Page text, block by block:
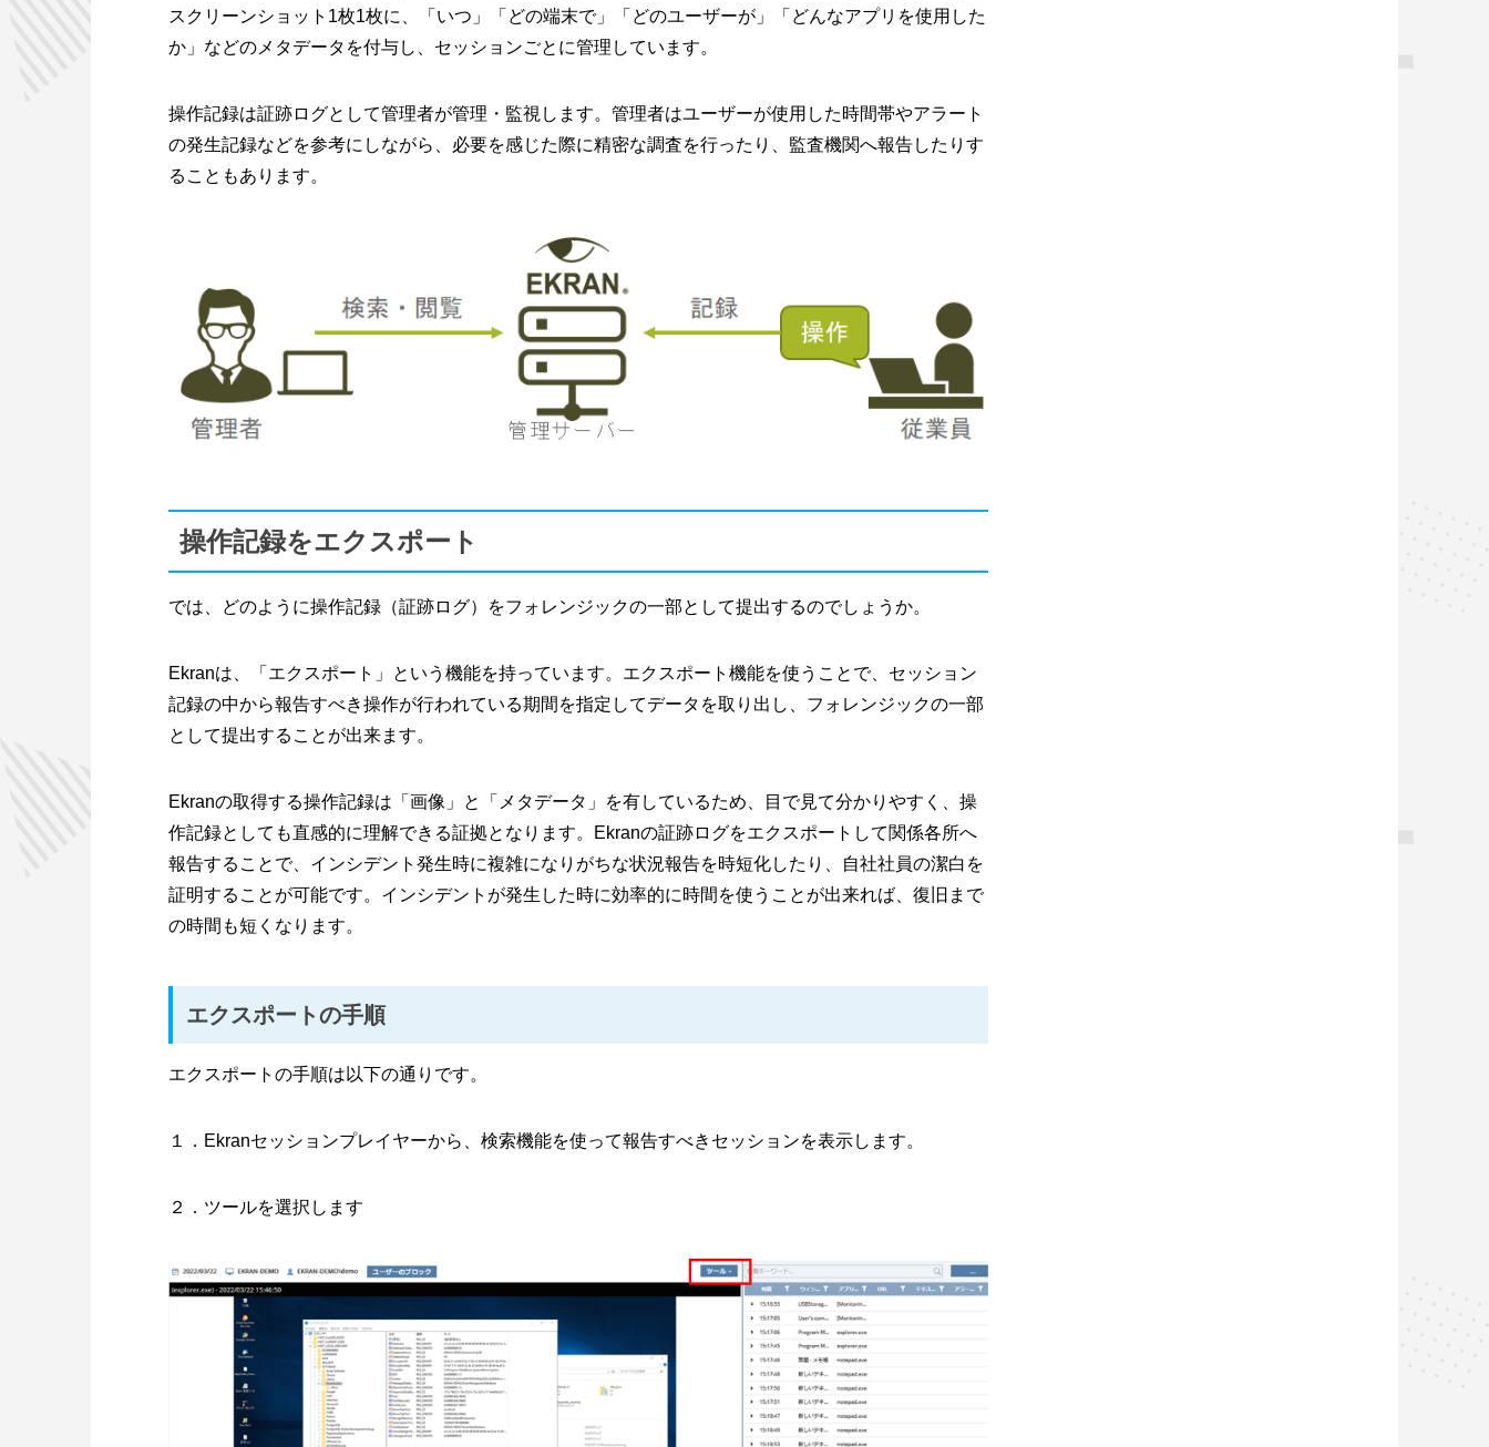
スクリーンショット1枚1枚に、「いつ」「どの端末で」「どのユーザーが」「どんなアプリを使用した
か」などのメタデータを付与し、セッションごとに管理しています。
操作記録は証跡ログとして管理者が管理・監視します。管理者はユーザーが使用した時間帯やアラート
の発生記録などを参考にしながら、必要を感じた際に精密な調査を行ったり、監査機関へ報告したりす
ることもあります。
操作記録をエクスポート
では、どのように操作記録（証跡ログ）をフォレンジックの一部として提出するのでしょうか。
Ekranは、「エクスポート」という機能を持っています。エクスポート機能を使うことで、セッション
記録の中から報告すべき操作が行われている期間を指定してデータを取り出し、フォレンジックの一部
として提出することが出来ます。
Ekranの取得する操作記録は「画像」と「メタデータ」を有しているため、目で見て分かりやすく、操
作記録としても直感的に理解できる証拠となります。Ekranの証跡ログをエクスポートして関係各所へ
報告することで、インシデント発生時に複雑になりがちな状況報告を時短化したり、自社社員の潔白を
証明することが可能です。インシデントが発生した時に効率的に時間を使うことが出来れば、復旧まで
の時間も短くなります。
エクスポートの手順
エクスポートの手順は以下の通りです。
１．Ekranセッションプレイヤーから、検索機能を使って報告すべきセッションを表示します。
２．ツールを選択します